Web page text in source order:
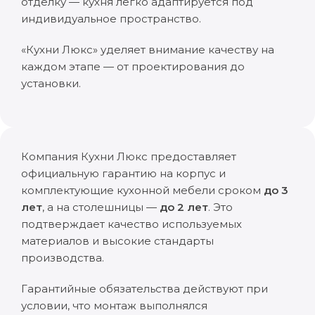
индивидуальное пространство.
«Кухни Люкс» уделяет внимание качеству на
каждом этапе — от проектирования до
установки.
Компания Кухни Люкс предоставляет
официальную гарантию на корпус и
комплектующие кухонной мебели сроком до 3
лет, а на столешницы — до 2 лет. Это
подтверждает качество используемых
материалов и высокие стандарты
производства.
Гарантийные обязательства действуют при
условии, что монтаж выполнялся